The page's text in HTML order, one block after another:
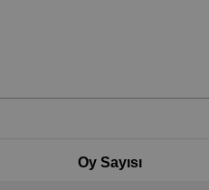
Oy Sayısı